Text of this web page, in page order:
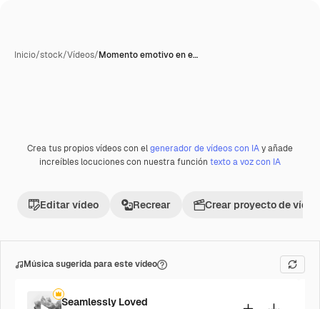
Inicio/stock/Vídeos/Momento emotivo en e…
Premium
Crea tus propios vídeos con elgenerador de vídeos con IAy añade
increíbles locuciones con nuestra función texto a voz con IA
Editar vídeo Recrear Crear proyecto de vídeo
Música sugerida para este vídeo
Seamlessly Loved